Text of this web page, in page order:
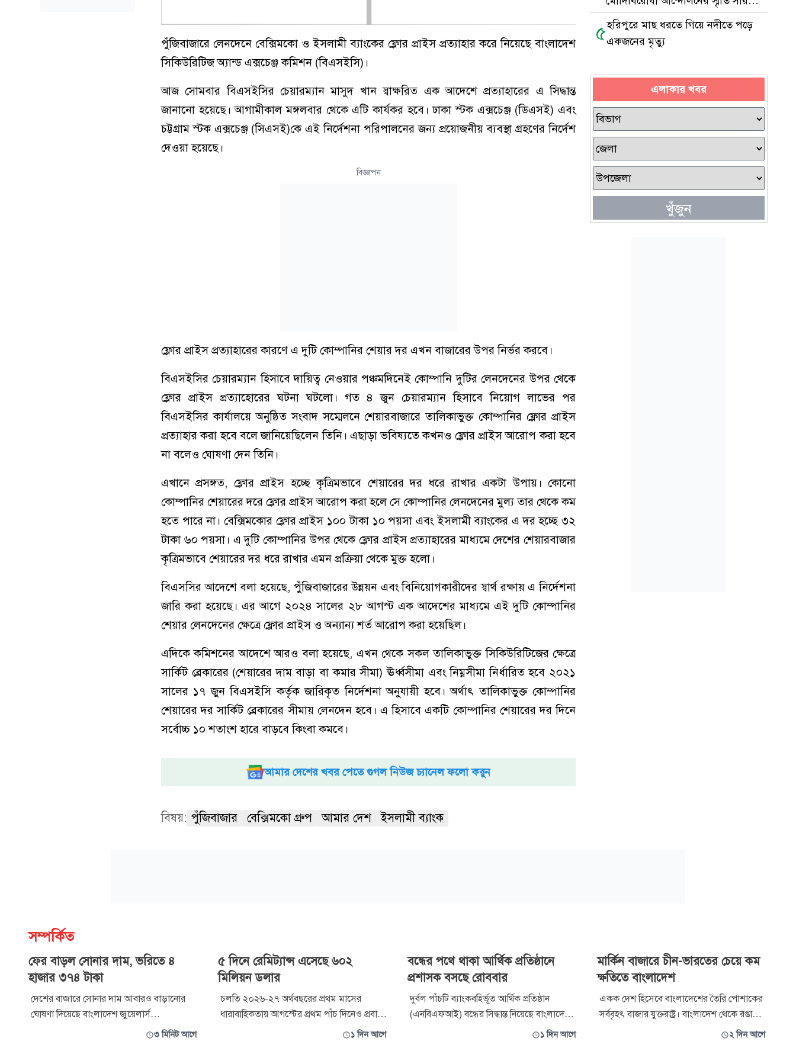
পুঁজিবাজারে লেনদেনে বেক্সিমকো ও ইসলামী ব্যাংকের ফ্লোর প্রাইস প্রত্যাহার করে নিয়েছে বাংলাদেশ
সিকিউরিটিজ অ্যান্ড এক্সচেঞ্জ কমিশন (বিএসইসি)।
আজ সোমবার বিএসইসির চেয়ারম্যান মাসুদ খান স্বাক্ষরিত এক আদেশে প্রত্যাহারের এ সিদ্ধান্ত
জানানো হয়েছে। আগামীকাল মঙ্গলবার থেকে এটি কার্যকর হবে। ঢাকা স্টক এক্সচেঞ্জ (ডিএসই) এবং
চট্টগ্রাম স্টক এক্সচেঞ্জ (সিএসই)কে এই নির্দেশনা পরিপালনের জন্য প্রয়োজনীয় ব্যবস্থা গ্রহণের নির্দেশ
দেওয়া হয়েছে।
বিজ্ঞাপন
ফ্লোর প্রাইস প্রত্যাহারের কারণে এ দুটি কোম্পানির শেয়ার দর এখন বাজারের উপর নির্ভর করবে।
বিএসইসির চেয়ারম্যান হিসাবে দায়িত্ব নেওয়ার পঞ্চমদিনেই কোম্পানি দুটির লেনদেনের উপর থেকে
ফ্লোর প্রাইস প্রত্যাহোরের ঘটনা ঘটলো। গত ৪ জুন চেয়ারম্যান হিসাবে নিয়োগ লাভের পর
বিএসইসির কার্যালয়ে অনুষ্ঠিত সংবাদ সম্মেলনে শেয়ারবাজারে তালিকাভুক্ত কোম্পানির ফ্লোর প্রাইস
প্রত্যাহার করা হবে বলে জানিয়েছিলেন তিনি। এছাড়া ভবিষ্যতে কখনও ফ্লোর প্রাইস আরোপ করা হবে
না বলেও ঘোষণা দেন তিনি।
এখানে প্রসঙ্গত, ফ্লোর প্রাইস হচ্ছে কৃত্রিমভাবে শেয়ারের দর ধরে রাখার একটা উপায়। কোনো
কোম্পানির শেয়ারের দরে ফ্লোর প্রাইস আরোপ করা হলে সে কোম্পানির লেনদেনের মুল্য তার থেকে কম
হতে পারে না। বেক্সিমকোর ফ্লোর প্রাইস ১০০ টাকা ১০ পয়সা এবং ইসলামী ব্যাংকের এ দর হচ্ছে ৩২
টাকা ৬০ পয়সা। এ দুটি কোম্পানির উপর থেকে ফ্লোর প্রাইস প্রত্যাহারের মাধ্যমে দেশের শেয়ারবাজার
কৃত্রিমভাবে শেয়ারের দর ধরে রাখার এমন প্রক্রিয়া থেকে মুক্ত হলো।
বিএসসির আদেশে বলা হয়েছে, পুঁজিবাজারের উন্নয়ন এবং বিনিয়োগকারীদের স্বার্থ রক্ষায় এ নির্দেশনা
জারি করা হয়েছে। এর আগে ২০২৪ সালের ২৮ আগস্ট এক আদেশের মাধ্যমে এই দুটি কোম্পানির
শেয়ার লেনদেনের ক্ষেত্রে ফ্লোর প্রাইস ও অন্যান্য শর্ত আরোপ করা হয়েছিল।
এদিকে কমিশনের আদেশে আরও বলা হয়েছে, এখন থেকে সকল তালিকাভুক্ত সিকিউরিটিজের ক্ষেত্রে
সার্কিট ব্রেকারের (শেয়ারের দাম বাড়া বা কমার সীমা) ঊর্ধ্বসীমা এবং নিম্নসীমা নির্ধারিত হবে ২০২১
সালের ১৭ জুন বিএসইসি কর্তৃক জারিকৃত নির্দেশনা অনুযায়ী হবে। অর্থাৎ তালিকাভুক্ত কোম্পানির
শেয়ারের দর সার্কিট ব্রেকারের সীমায় লেনদেন হবে। এ হিসাবে একটি কোম্পানির শেয়ারের দর দিনে
সর্বোচ্চ ১০ শতাংশ হারে বাড়বে কিংবা কমবে।
আমার দেশের খবর পেতে গুগল নিউজ চ্যানেল ফলো করুন
বিষয়: পুঁজিবাজার বেক্সিমকো গ্রুপ আমার দেশ ইসলামী ব্যাংক
ফেলা হয়েছে
৫হরিপুরে মাছ ধরতে গিয়ে নদীতে পড়ে
একজনের মৃত্যু
এলাকার খবর
খুঁজুন
সম্পর্কিত
ফের বাড়ল সোনার দাম, ভরিতে ৪
হাজার ৩৭৪ টাকা
দেশের বাজারে সোনার দাম আবারও বাড়ানোর
ঘোষণা দিয়েছে বাংলাদেশ জুয়েলার্স
অ্যাসোসিয়েশন (বাজুস)। ভ্যাটসহ স্বর্ণালঙ্কারের
৩ মিনিট আগে
৫ দিনে রেমিট্যান্স এসেছে ৬০২
মিলিয়ন ডলার
চলতি ২০২৬-২৭ অর্থবছরের প্রথম মাসের
ধারাবাহিকতায় আগস্টের প্রথম পাঁচ দিনেও প্রবাসী
আয়ের ঊর্ধ্বমুখী ধারা অব্যাহত রয়েছে। এ সময়
১ দিন আগে
বন্ধের পথে থাকা আর্থিক প্রতিষ্ঠানে
প্রশাসক বসছে রোববার
দুর্বল পাঁচটি ব্যাংকবহির্ভূত আর্থিক প্রতিষ্ঠান
(এনবিএফআই) বন্ধের সিদ্ধান্ত নিয়েছে বাংলাদেশ
ব্যাংক। এ লক্ষ্যে আগামী রোববার এসব প্রতিষ্ঠানে
১ দিন আগে
মার্কিন বাজারে চীন-ভারতের চেয়ে কম
ক্ষতিতে বাংলাদেশ
একক দেশ হিসেবে বাংলাদেশের তৈরি পোশাকের
সর্ববৃহৎ বাজার যুক্তরাষ্ট্র। বাংলাদেশ থেকে রপ্তানি
হওয়া মোট পোশাকের প্রায় ২০ শতাংশ দেশটিতে
২ দিন আগে